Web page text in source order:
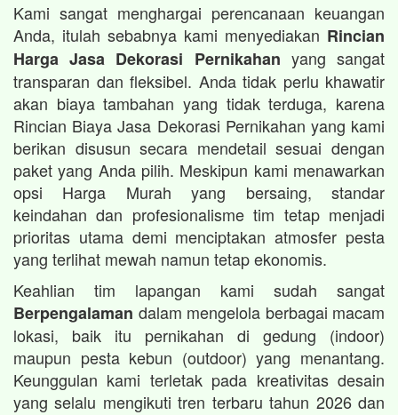
Kami sangat menghargai perencanaan keuangan
Anda, itulah sebabnya kami menyediakan Rincian
Harga Jasa Dekorasi Pernikahan yang sangat
transparan dan fleksibel. Anda tidak perlu khawatir
akan biaya tambahan yang tidak terduga, karena
Rincian Biaya Jasa Dekorasi Pernikahan yang kami
berikan disusun secara mendetail sesuai dengan
paket yang Anda pilih. Meskipun kami menawarkan
opsi Harga Murah yang bersaing, standar
keindahan dan profesionalisme tim tetap menjadi
prioritas utama demi menciptakan atmosfer pesta
yang terlihat mewah namun tetap ekonomis.
Keahlian tim lapangan kami sudah sangat
Berpengalaman dalam mengelola berbagai macam
lokasi, baik itu pernikahan di gedung (indoor)
maupun pesta kebun (outdoor) yang menantang.
Keunggulan kami terletak pada kreativitas desain
yang selalu mengikuti tren terbaru tahun 2026 dan